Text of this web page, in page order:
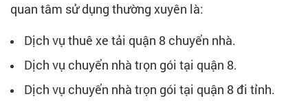
quan tâm sử dụng thường xuyên là:
Dịch vụ thuê xe tải quận 8 chuyển nhà.
Dịch vụ chuyển nhà trọn gói tại quận 8.
Dịch vụ chuyển nhà trọn gói tại quận 8 đi tỉnh.